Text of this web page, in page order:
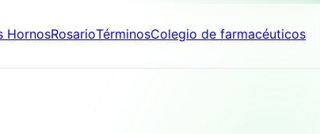
HornosRosarioTérminosColegio de farmacéuticos